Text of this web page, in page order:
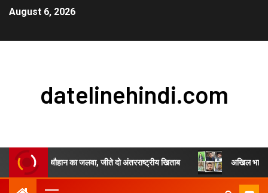
August 6, 2026
datelinehindi.com
सिंह चौहान का जलवा, जीते दो अंतरराष्ट्रीय खिताब अखिल भारतीय